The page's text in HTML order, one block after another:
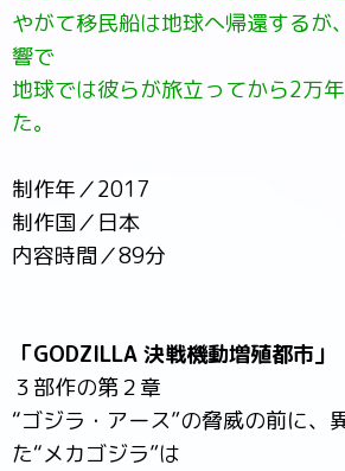
やがて移民船は地球へ帰還するが
響で
地球では彼らが旅立ってから2万
た。
制作年／2017
制作国／日本
内容時間／89分
「GODZILLA 決戦機動増殖都市」
３部作の第２章
“ゴジラ・アース”の脅威の前に、
た“メカゴジラ”は